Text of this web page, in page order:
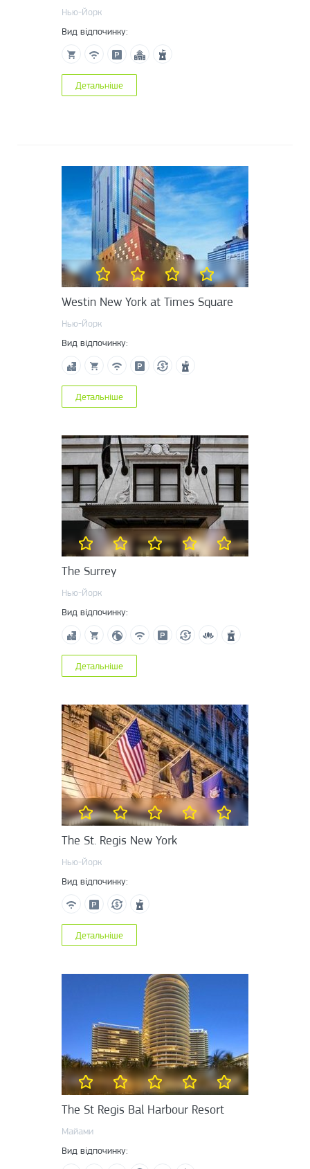
Нью-Йорк
Вид відпочинку:
Детальніше
Westin New York at Times Square
Нью-Йорк
Вид відпочинку:
Детальніше
The Surrey
Нью-Йорк
Вид відпочинку:
Детальніше
The St. Regis New York
Нью-Йорк
Вид відпочинку:
Детальніше
The St Regis Bal Harbour Resort
Майами
Вид відпочинку: